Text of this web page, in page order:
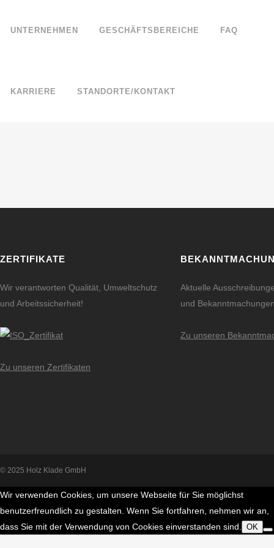
UNTERNEHMEN GESCHÄFTSBEREICHE FAQ
KARRIERE STANDORTE/KONTAKT
ZERTIFIKATE
Wir verantworten Qualität, Umweltschutz
und Arbeitssicherheit!
Zu unseren Zertifikaten
Aktuelle
und
Zu unseren
© 2025 Holz Klade GmbH
Wir verwenden Cookies, um unsere Webseite für Sie möglichst
benutzerfreundlich zu gestalten. Wenn Sie fortfahren, nehmen wir an,
dass Sie mit der Verwendung von Cookies einverstanden sind.
OK